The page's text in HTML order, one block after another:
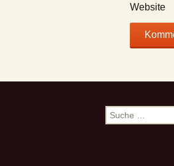
Website
Suche
nach: